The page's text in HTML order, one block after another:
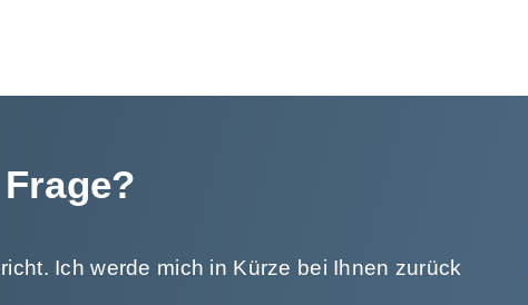
Ich werde mich in Kürze bei Ihnen zurück